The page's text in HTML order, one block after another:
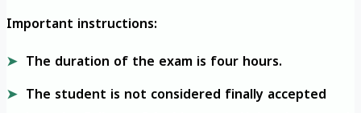
Important instructions:
The duration of the exam is four hours.
The student is not considered finally accepted